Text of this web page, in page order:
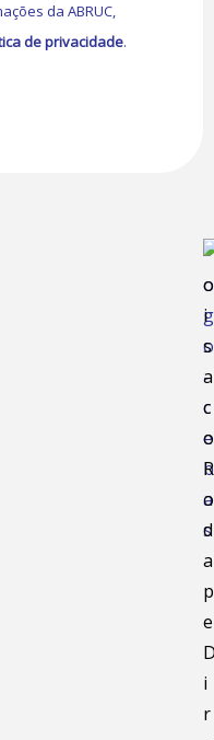
da ABRUC,
de privacidade.